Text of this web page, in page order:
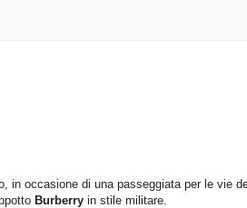
in occasione di una passeggiata per le vie
Burberry in stile militare.